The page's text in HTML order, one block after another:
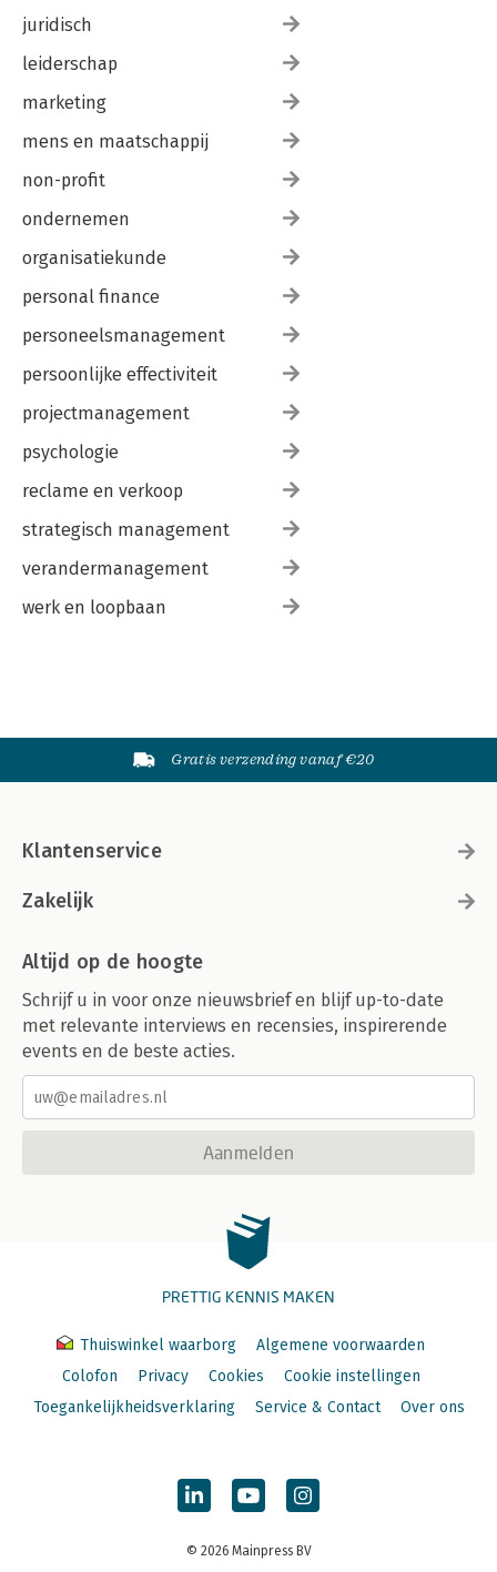
juridisch
leiderschap
marketing
mens en maatschappij
non-profit
ondernemen
organisatiekunde
personal finance
personeelsmanagement
persoonlijke effectiviteit
projectmanagement
psychologie
reclame en verkoop
strategisch management
verandermanagement
werk en loopbaan
Gratis verzending vanaf €20
Klantenservice
Zakelijk
Altijd op de hoogte
Schrijf u in voor onze nieuwsbrief en blijf up-to-date
met relevante interviews en recensies, inspirerende
events en de beste acties.
Aanmelden
PRETTIG KENNIS MAKEN
Thuiswinkel waarborg
Algemene voorwaarden
Colofon
Privacy Cookies
Cookie instellingen
Toegankelijkheidsverklaring
Service & Contact Over ons
© 2026 Mainpress BV